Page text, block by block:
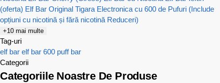
(oferta) Elf Bar Original Tigara Electronica cu 600 de Pufuri (Include
opțiuni cu nicotină și fără nicotină Reduceri)
+10 mai multe
Tag-uri
elf bar elf bar 600 puff bar
Categorii
Categoriile Noastre De Produse